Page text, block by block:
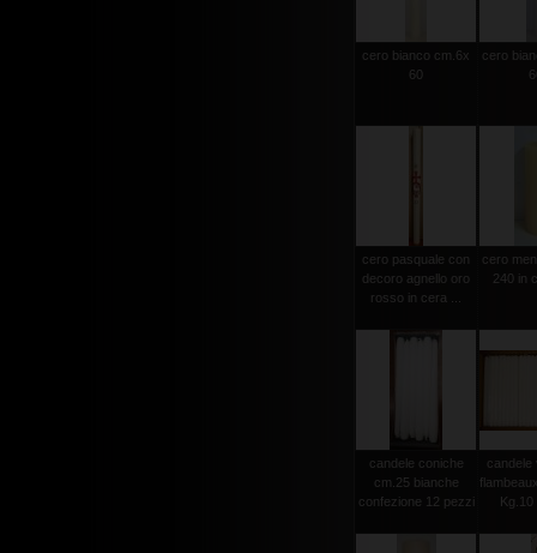
cero bianco cm.6x
60
cero
cero pasquale con
decoro agnello oro
rosso in cera ...
cero
240 in
candele coniche
cm.25 bianche
confezione 12 pezzi
candele